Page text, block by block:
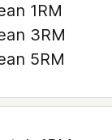
1RM
3RM
5RM